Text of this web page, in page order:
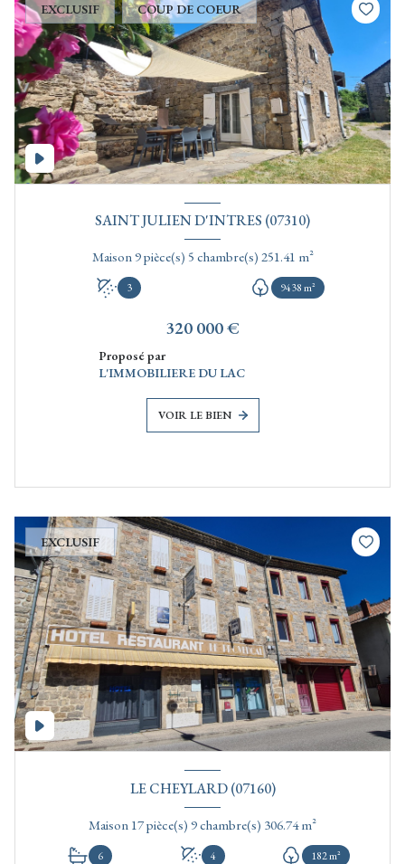
EXCLUSIF COUP DE COEUR
SAINT JULIEN D'INTRES (07310)
Maison 9 pièce(s) 5 chambre(s) 251.41 m²
3 9438 m²
320 000 €
Proposé par
L'IMMOBILIERE DU LAC
VOIR LE BIEN
EXCLUSIF
LE CHEYLARD (07160)
Maison 17 pièce(s) 9 chambre(s) 306.74 m²
6 4 182 m²